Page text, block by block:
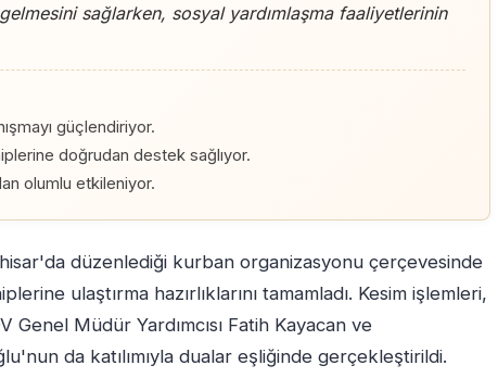
sağlarken, sosyal yardımlaşma faaliyetlerinin
güçlendiriyor.
doğrudan destek sağlıyor.
olumlu etkileniyor.
düzenlediği kurban organizasyonu çerçevesinde
ulaştırma hazırlıklarını tamamladı. Kesim işlemleri,
Müdür Yardımcısı Fatih Kayacan ve
da katılımıyla dualar eşliğinde gerçekleştirildi.